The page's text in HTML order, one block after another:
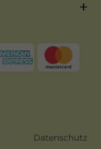
Datenschutz